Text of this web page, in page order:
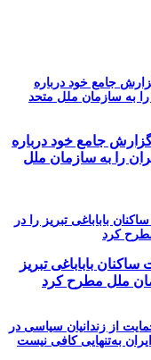
جامع خود درباره
را به سازمان ملل
باباباغی تبریز
ملل مطرح کرد